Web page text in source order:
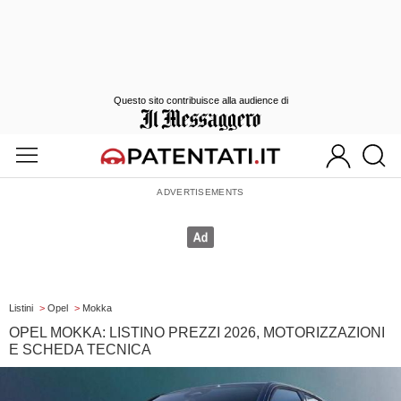
Listini > Opel > Mokka
OPEL MOKKA: LISTINO PREZZI 2026, MOTORIZZAZIONI
E SCHEDA TECNICA
Questo sito contribuisce alla audience di